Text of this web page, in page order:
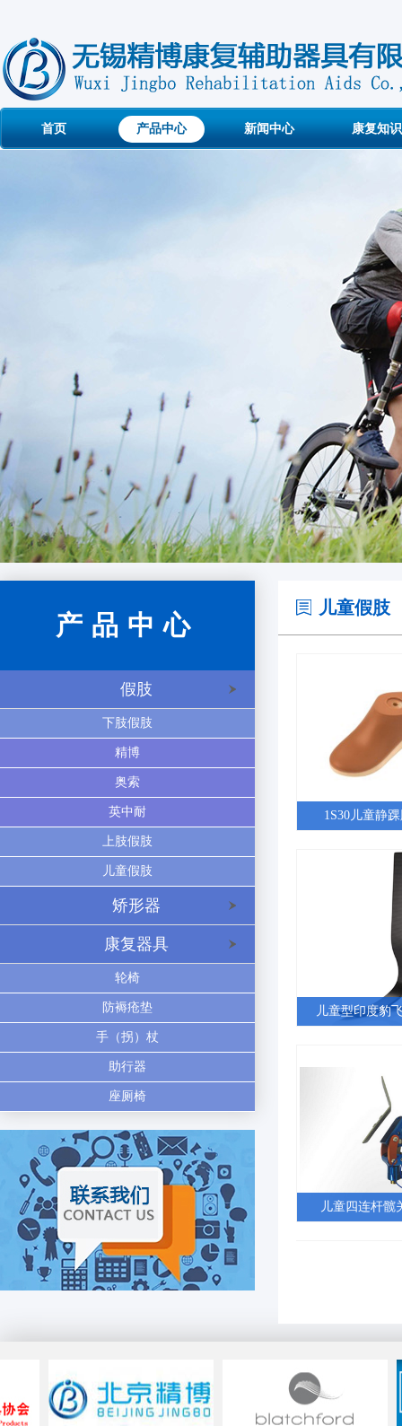
首页 产品中心 新闻中心 康复知识
产品中心
假肢
下肢假肢
精博
奥索
英中耐
上肢假肢
儿童假肢
矫形器
康复器具
轮椅
防褥疮垫
手（拐）杖
助行器
座厕椅
儿童假肢
1S30儿童静
儿童型印度豹
儿童四连杆髋